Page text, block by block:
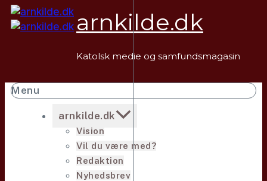
Fortsæt
til
arnkilde.dk
Katolsk medie og samfundsmagasin
Menu
arnkilde.dk
Vision
Vil du være med?
Redaktion
Nyhedsbrev